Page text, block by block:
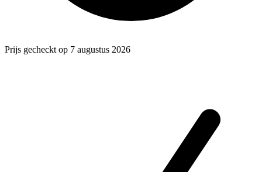
Prijs gecheckt op 7 augustus 2026